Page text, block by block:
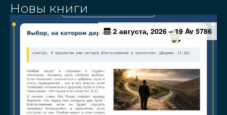
Новы книги